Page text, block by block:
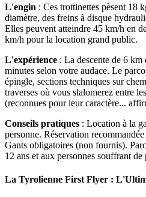
L'engin : Ces trottinettes pèsent 18
diamètre, des freins à disque
Elles peuvent atteindre 45 km/h en
km/h pour la location grand public.
L'expérience : La descente de 6
minutes selon votre audace. Le
épingle, sections techniques sur
traverses où vous slalomerez entre
(reconnues pour leur caractère...
Conseils pratiques : Location à la
personne. Réservation
Gants obligatoires (non fournis).
12 ans et aux personnes souffrant de
La Tyrolienne First Flyer :